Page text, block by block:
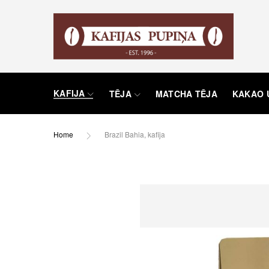
KAFIJA TĒJA MATCHA TĒJA KAKAO
Home Brazil Bahia, kafija